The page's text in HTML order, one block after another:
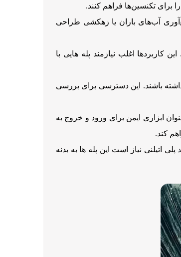
برای تکنسین‌ها فراهم کنند.
آب‌های باران یا زهکشی طراحی
کاربردها اغلب نیازمند پله هایی با
باشند. این دسترسی برای بررسی
ابزاری ایمن برای ورود و خروج به
کند.
پلی اتیلنی نیاز است این پله ها به بدنه